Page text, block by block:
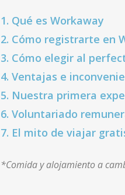
1. Qué es Workaway
2. Cómo registrarte en
3. Cómo elegir al
4. Ventajas e
5. Nuestra primera
6. Voluntariado
7. El mito de viajar
*Comida y alojamiento a